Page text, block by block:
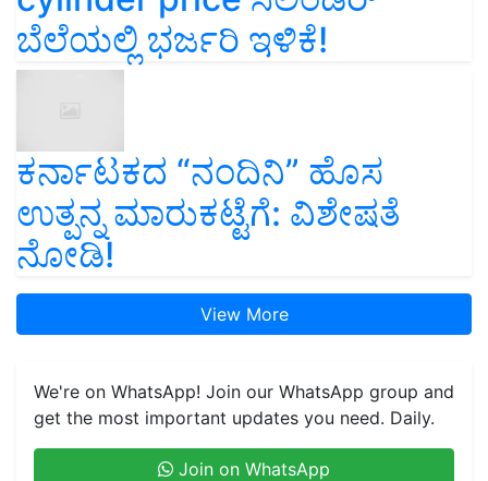
ಬೆಲೆಯಲ್ಲಿ ಭರ್ಜರಿ ಇಳಿಕೆ!
ಕರ್ನಾಟಕದ “ನಂದಿನಿ” ಹೊಸ
ಉತ್ಪನ್ನ ಮಾರುಕಟ್ಟೆಗೆ: ವಿಶೇಷತೆ
ನೋಡಿ!
View More
We're on WhatsApp! Join our WhatsApp group and
get the most important updates you need. Daily.
Join on WhatsApp